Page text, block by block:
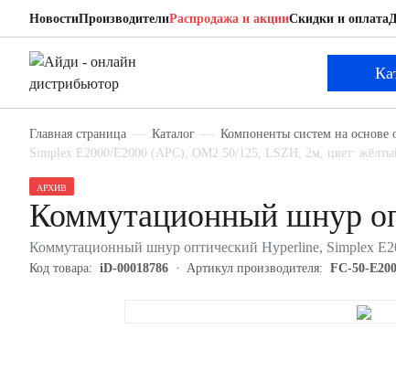
НовостиПроизводителиРаспродажа и акцииСкидки и оплата
Главная страница Каталог Компоненты систем на основе
Simplex E2000/E2000 (APC), OM2 50/125, LSZH, 2м, цвет:
АРХИВ
Коммутационный шнур
Коммутационный шнур оптический Hyperline, Simplex
Код товара: iD-00018786 Артикул производителя: FC-50-
Hyperline FC-50-E2000-E2000-APC-Sx-2M
Коммутационный шнур оптический